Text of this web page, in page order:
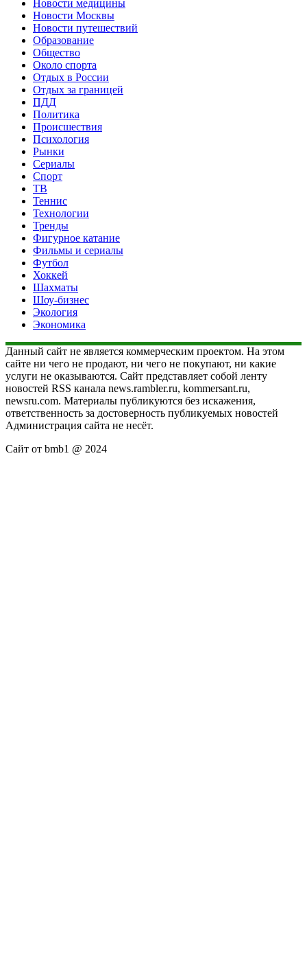
Новости медицины
Новости Москвы
Новости путешествий
Образование
Общество
Около спорта
Отдых в России
Отдых за границей
ПДД
Политика
Происшествия
Психология
Рынки
Сериалы
Спорт
ТВ
Теннис
Технологии
Тренды
Фигурное катание
Фильмы и сериалы
Футбол
Хоккей
Шахматы
Шоу-бизнес
Экология
Экономика
Данный сайт не является коммерческим проектом. На этом
сайте ни чего не продают, ни чего не покупают, ни какие
услуги не оказываются. Сайт представляет собой ленту
новостей RSS канала news.rambler.ru, kommersant.ru,
newsru.com. Материалы публикуются без искажения,
ответственность за достоверность публикуемых новостей
Администрация сайта не несёт.
Сайт от bmb1 @ 2024